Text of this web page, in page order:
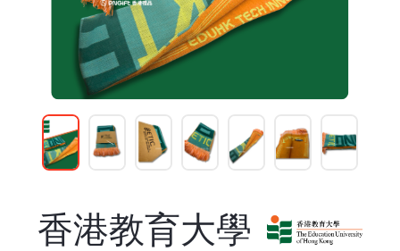
香港教育大學